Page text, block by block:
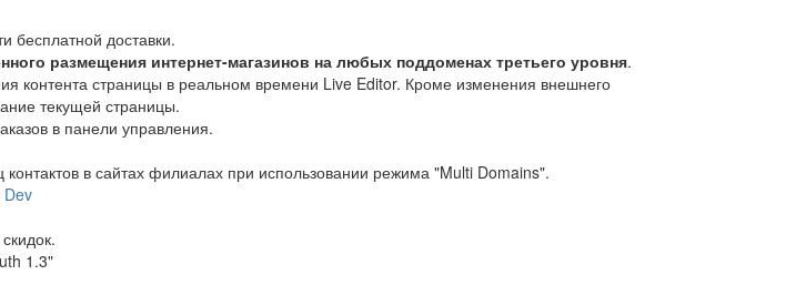
бесплатной доставки.
размещения интернет-магазинов на любых поддоменах третьего уровня.
контента страницы в реальном времени Live Editor. Кроме изменения внешнего
текущей страницы.
в панели управления.
в сайтах филиалах при использовании режима "Multi Domains".
Dev
1.3"